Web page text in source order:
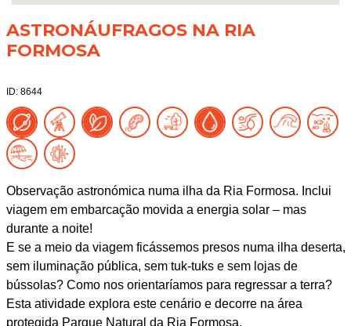
ASTRONÁUFRAGOS NA RIA
FORMOSA
ID: 8644
Observação astronómica numa ilha da Ria Formosa. Inclui
viagem em embarcação movida a energia solar – mas
durante a noite!
E se a meio da viagem ficássemos presos numa ilha deserta,
sem iluminação pública, sem tuk-tuks e sem lojas de
bússolas? Como nos orientaríamos para regressar a terra?
Esta atividade explora este cenário e decorre na área
protegida Parque Natural da Ria Formosa.